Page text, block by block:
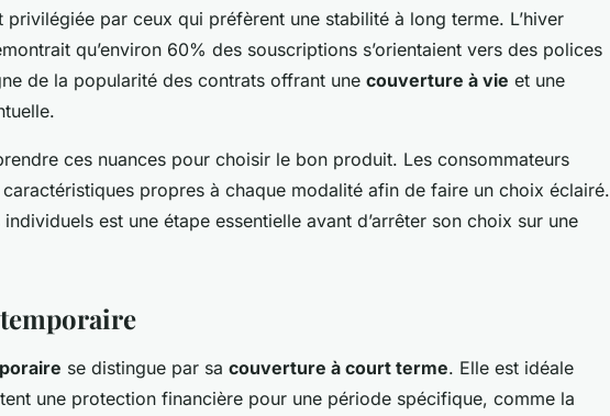
privilégiée par ceux qui préfèrent une stabilité à long terme. L’hiver
qu’environ 60% des souscriptions s’orientaient vers des polices
de la popularité des contrats offrant une couverture à vie et une
ces nuances pour choisir le bon produit. Les consommateurs
propres à chaque modalité afin de faire un choix éclairé.
est une étape essentielle avant d’arrêter son choix sur une
se distingue par sa couverture à court terme. Elle est idéale
une protection financière pour une période spécifique, comme la